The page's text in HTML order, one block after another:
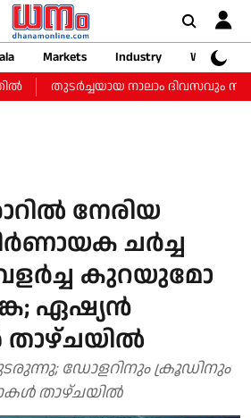
Markets Industry
Web
തുടർച്ചയായ നാലാം ദിവസവും
നേരിയ
ചർച്ച
കുറയുമോ
ഏഷ്യൻ
ഡോളറിനും ക്രൂഡിനും
താഴ്ചയില്‍